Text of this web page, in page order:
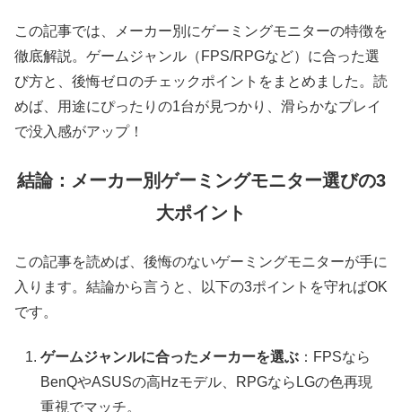
この記事では、メーカー別にゲーミングモニターの特徴を
徹底解説。ゲームジャンル（FPS/RPGなど）に合った選
び方と、後悔ゼロのチェックポイントをまとめました。読
めば、用途にぴったりの1台が見つかり、滑らかなプレイ
で没入感がアップ！
結論：メーカー別ゲーミングモニター選びの3
大ポイント
この記事を読めば、後悔のないゲーミングモニターが手に
入ります。結論から言うと、以下の3ポイントを守ればOK
です。
ゲームジャンルに合ったメーカーを選ぶ ：FPSなら
BenQやASUSの高Hzモデル、RPGならLGの色再現
重視でマッチ。